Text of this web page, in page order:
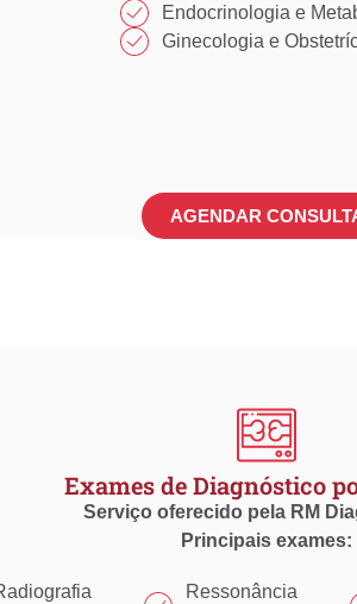
Endocrinologia e
Ginecologia e
AGENDAR
Exames de Diagnóstico
Serviço oferecido pela RM
Principais exames:
Ressonância